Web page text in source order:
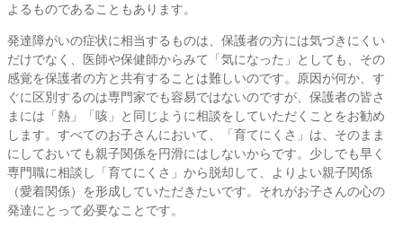
よるものであることもあります。
発達障がいの症状に相当するものは、保護者の方には気づきにくい
だけでなく、医師や保健師からみて「気になった」としても、その
感覚を保護者の方と共有することは難しいのです。原因が何か、す
ぐに区別するのは専門家でも容易ではないのですが、保護者の皆さ
まには「熱」「咳」と同じように相談をしていただくことをお勧め
します。すべてのお子さんにおいて、「育てにくさ」は、そのまま
にしておいても親子関係を円滑にはしないからです。少しでも早く
専門職に相談し「育てにくさ」から脱却して、よりよい親子関係
（愛着関係）を形成していただきたいです。それがお子さんの心の
発達にとって必要なことです。